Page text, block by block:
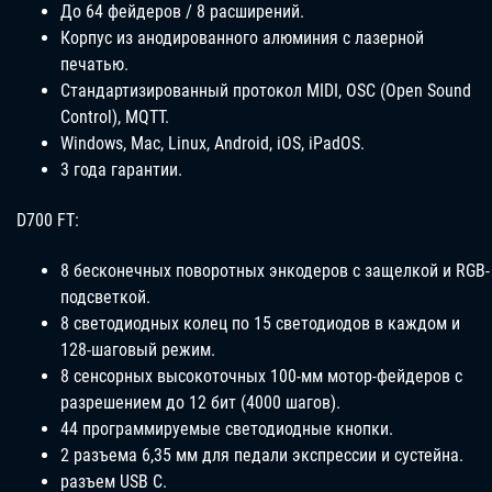
До 64 фейдеров / 8 расширений.
Корпус из анодированного алюминия с лазерной
печатью.
Стандартизированный протокол MIDI, OSC (Open Sound
Control), MQTT.
Windows, Mac, Linux, Android, iOS, iPadOS.
3 года гарантии.
D700 FT:
8 бесконечных поворотных энкодеров с защелкой и RGB-
подсветкой.
8 светодиодных колец по 15 светодиодов в каждом и
128-шаговый режим.
8 сенсорных высокоточных 100-мм мотор-фейдеров с
разрешением до 12 бит (4000 шагов).
44 программируемые светодиодные кнопки.
2 разъема 6,35 мм для педали экспрессии и сустейна.
разъем USB С.